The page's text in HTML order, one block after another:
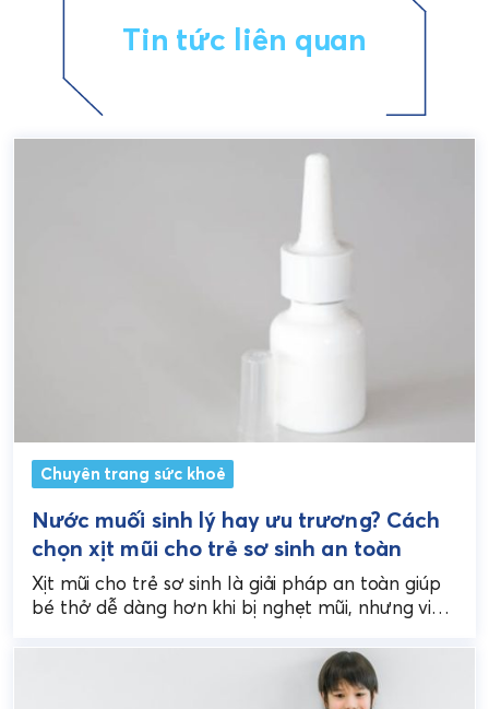
Tin tức liên quan
Chuyên trang sức khoẻ
Nước muối sinh lý hay ưu trương? Cách
chọn xịt mũi cho trẻ sơ sinh an toàn
Xịt mũi cho trẻ sơ sinh là giải pháp an toàn giúp
bé thở dễ dàng hơn khi bị nghẹt mũi, nhưng việc